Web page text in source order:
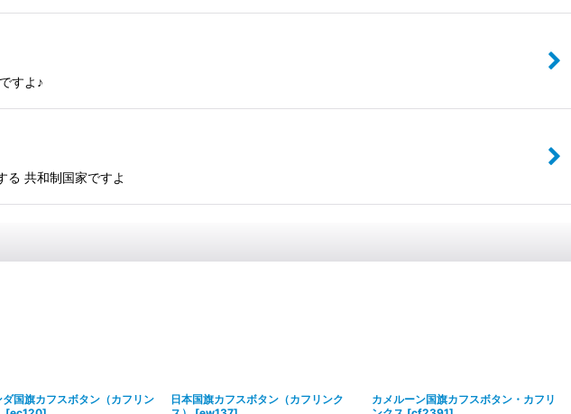
すよ♪
る 共和制国家ですよ
ダ国旗カフスボタン（カフリン
日本国旗カフスボタン（カフリンク
カメルーン国旗カフスボタン・カフリ